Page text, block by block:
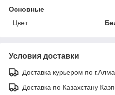
Основные
Цвет
Условия доставки
Доставка курьером по
Доставка по Казахстану